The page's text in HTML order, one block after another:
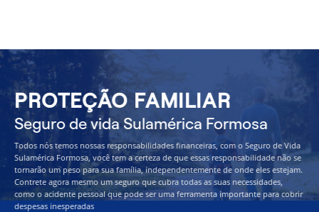
PROTEÇÃO FAMILIAR
Seguro de vida Sulamérica Formosa
Todos nós temos nossas responsabilidades financeiras, com o Seguro de Vida
Sulamérica Formosa, você tem a certeza de que essas responsabilidade não se
tornarão um peso para sua família, independentemente de onde eles estejam.
Contrete agora mesmo um seguro que cubra todas as suas necessidades,
como o acidente pessoal que pode ser uma ferramenta importante para cobrir
despesas inesperadas